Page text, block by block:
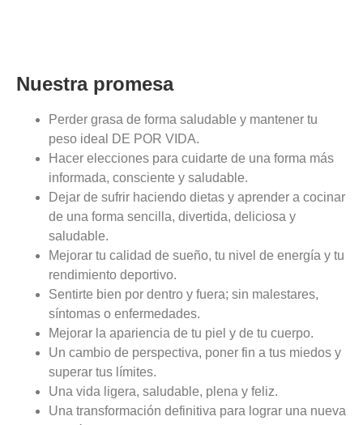
Nuestra promesa
Perder grasa de forma saludable y mantener tu
peso ideal DE POR VIDA.
Hacer elecciones para cuidarte de una forma más
informada, consciente y saludable.
Dejar de sufrir haciendo dietas y aprender a cocinar
de una forma sencilla, divertida, deliciosa y
saludable.
Mejorar tu calidad de sueño, tu nivel de energía y tu
rendimiento deportivo.
Sentirte bien por dentro y fuera; sin malestares,
síntomas o enfermedades.
Mejorar la apariencia de tu piel y de tu cuerpo.
Un cambio de perspectiva, poner fin a tus miedos y
superar tus límites.
Una vida ligera, saludable, plena y feliz.
Una transformación definitiva para lograr una nueva